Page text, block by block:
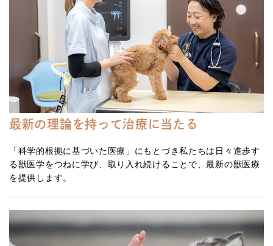
最新の理論を持って治療に当たる
「科学的根拠に基づいた医療」にもとづき私たちは日々進歩す
る獣医学をつねに学び、取り入れ続けることで、最新の獣医療
を提供します。